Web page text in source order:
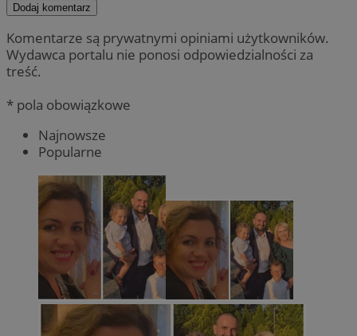
Dodaj komentarz
Komentarze są prywatnymi opiniami użytkowników.
Wydawca portalu nie ponosi odpowiedzialności za
treść.
* pola obowiązkowe
Najnowsze
Popularne